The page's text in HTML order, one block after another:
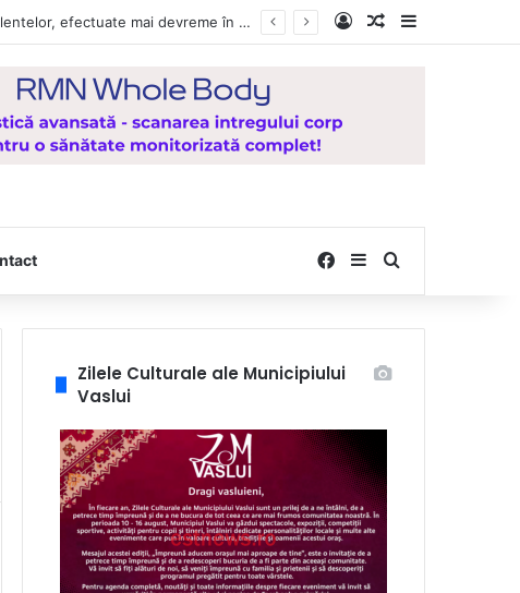
la Mănăstirea Hadâmbu Log InRandom Article
Facebook
SidebarSearch for
Zilele Culturale ale Municipiului
Vaslui